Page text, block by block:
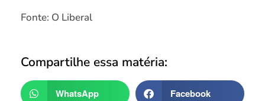
Fonte: O Liberal
Compartilhe essa matéria:
WhatsApp Facebook